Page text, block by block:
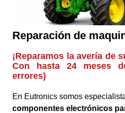
Reparación de
¡Reparamos la avería de
Con hasta 24 meses
errores)
En Eutronics somos
componentes electrónicos